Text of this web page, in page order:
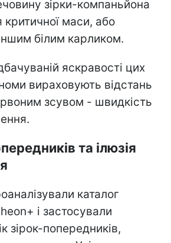
зірки-компаньйона
маси, або
білим карликом.
яскравості цих
вираховують відстань
зсувом - швидкість
та ілюзія
каталог
і застосували
зірок-попередників,